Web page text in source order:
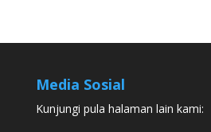
Media Sosial
Kunjungi pula halaman lain kami: